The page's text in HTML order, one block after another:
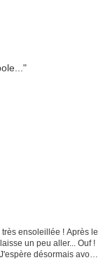
très ensoleillée ! Après le
un peu aller... Ouf !
désormais avoir